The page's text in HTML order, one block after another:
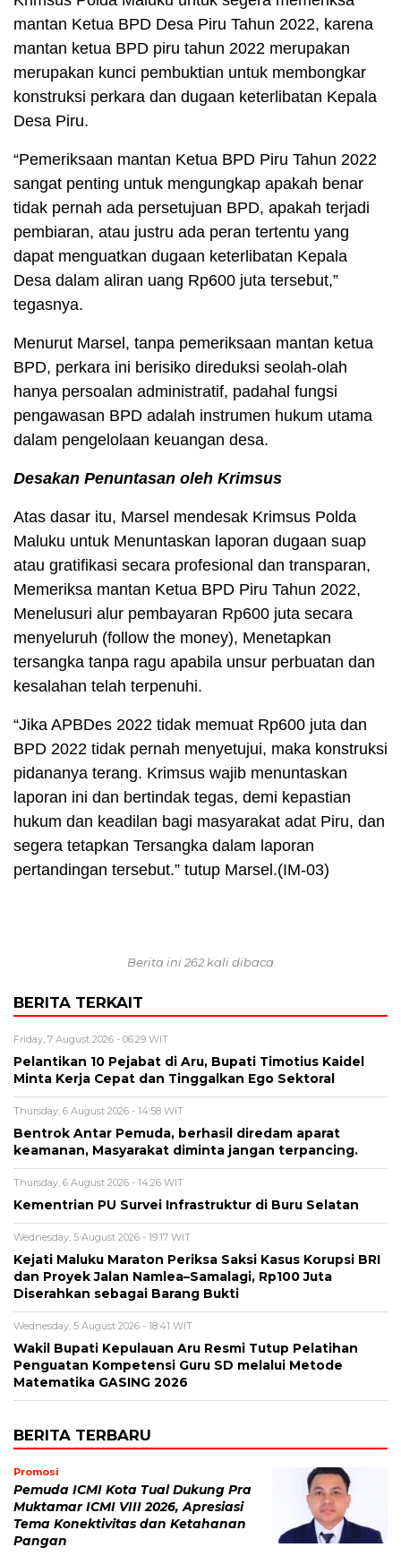
mantan Ketua BPD Desa Piru Tahun 2022, karena
mantan ketua BPD piru tahun 2022 merupakan
merupakan kunci pembuktian untuk membongkar
konstruksi perkara dan dugaan keterlibatan Kepala
Desa Piru.
“Pemeriksaan mantan Ketua BPD Piru Tahun 2022
sangat penting untuk mengungkap apakah benar
tidak pernah ada persetujuan BPD, apakah terjadi
pembiaran, atau justru ada peran tertentu yang
dapat menguatkan dugaan keterlibatan Kepala
Desa dalam aliran uang Rp600 juta tersebut,”
tegasnya.
Menurut Marsel, tanpa pemeriksaan mantan ketua
BPD, perkara ini berisiko direduksi seolah-olah
hanya persoalan administratif, padahal fungsi
pengawasan BPD adalah instrumen hukum utama
dalam pengelolaan keuangan desa.
Desakan Penuntasan oleh Krimsus
Atas dasar itu, Marsel mendesak Krimsus Polda
Maluku untuk Menuntaskan laporan dugaan suap
atau gratifikasi secara profesional dan transparan,
Memeriksa mantan Ketua BPD Piru Tahun 2022,
Menelusuri alur pembayaran Rp600 juta secara
menyeluruh (follow the money), Menetapkan
tersangka tanpa ragu apabila unsur perbuatan dan
kesalahan telah terpenuhi.
“Jika APBDes 2022 tidak memuat Rp600 juta dan
BPD 2022 tidak pernah menyetujui, maka konstruksi
pidananya terang. Krimsus wajib menuntaskan
laporan ini dan bertindak tegas, demi kepastian
hukum dan keadilan bagi masyarakat adat Piru, dan
segera tetapkan Tersangka dalam laporan
pertandingan tersebut.” tutup Marsel.(IM-03)
Berita ini 262 kali dibaca
BERITA TERKAIT
Friday, 7 August 2026 - 06:29 WIT
Pelantikan 10 Pejabat di Aru, Bupati Timotius Kaidel
Minta Kerja Cepat dan Tinggalkan Ego Sektoral
Thursday, 6 August 2026 - 14:58 WIT
Bentrok Antar Pemuda, berhasil diredam aparat
keamanan, Masyarakat diminta jangan terpancing.
Thursday, 6 August 2026 - 14:26 WIT
Kementrian PU Survei Infrastruktur di Buru Selatan
Wednesday, 5 August 2026 - 19:17 WIT
Kejati Maluku Maraton Periksa Saksi Kasus Korupsi BRI
dan Proyek Jalan Namlea–Samalagi, Rp100 Juta
Diserahkan sebagai Barang Bukti
Wednesday, 5 August 2026 - 18:41 WIT
Wakil Bupati Kepulauan Aru Resmi Tutup Pelatihan
Penguatan Kompetensi Guru SD melalui Metode
Matematika GASING 2026
BERITA TERBARU
Promosi
Pemuda ICMI Kota Tual Dukung Pra
Muktamar ICMI VIII 2026, Apresiasi
Tema Konektivitas dan Ketahanan
Pangan